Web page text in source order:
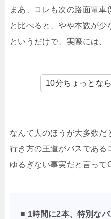
まあ、コレも次の路面電車
と比べると、やや本数が少
というだけで、実際には、
10分ちょっとな
なんて人のほうが大多数だ
行き方の王道がバスである
ゆるぎない事実だと言って
■ 1時間に2本、特別な